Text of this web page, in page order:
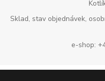
Sklad, stav objednávek,
e-shop: